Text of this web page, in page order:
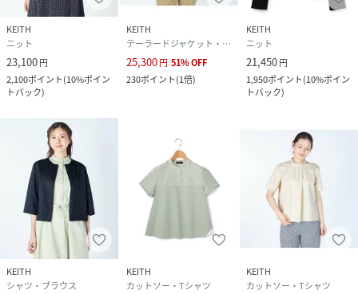
KEITH
ニット
23,100円
2,100ポイント(10%ポイン
トバック)
KEITH
テーラードジャケット・ブレザー
25,300円 51%OFF
230ポイント(1倍)
KEITH
ニット
21,450円
1,950ポイント(10%ポイン
トバック)
KEITH
シャツ・ブラウス
KEITH
カットソー・Tシャツ
KEITH
カットソー・Tシャツ